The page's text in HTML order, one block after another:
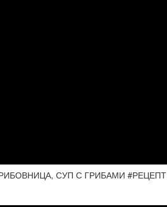
СУП С ГРИБАМИ #РЕЦЕПТ